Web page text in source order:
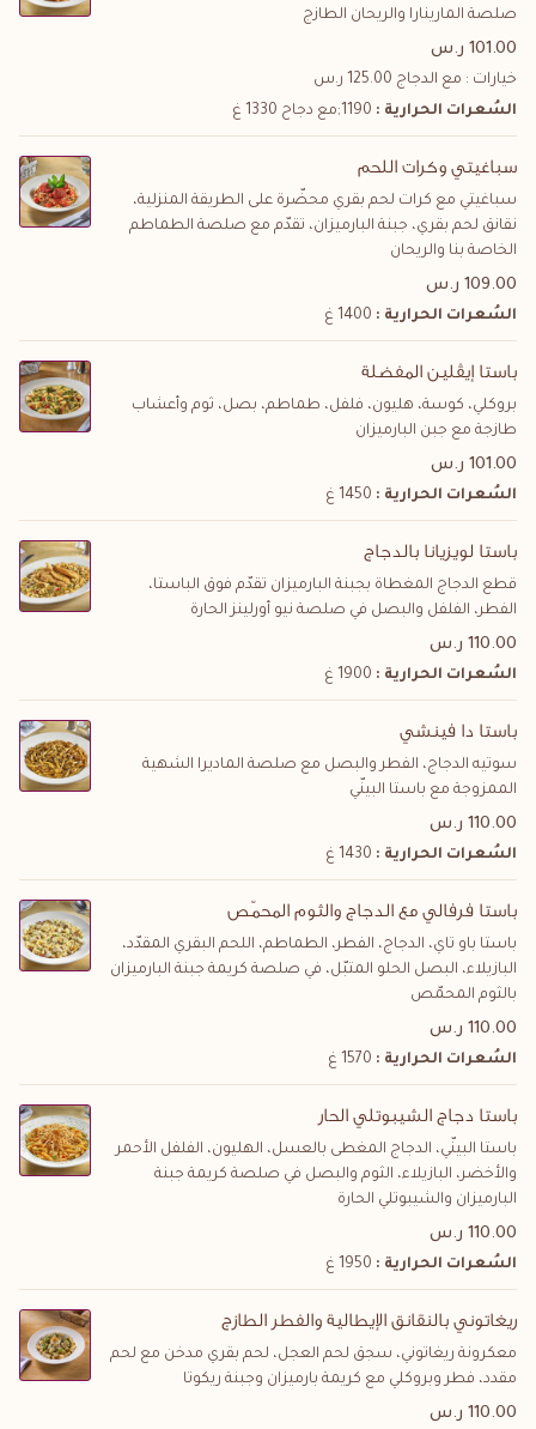
صلصة المارينارا والريحان الطازج
101.00 ر.س
خيارات : مع الدجاج 125.00 ر.س
السُعرات الحرارية :
سباغيتي وكرات اللحم
سباغيتي مع كرات لحم بقري محضّرة على الطريقة المنزلية،
نقانق لحم بقري، جبنة البارميزان، تقدّم مع صلصة الطماطم
الخاصة بنا والريحان
109.00 ر.س
السُعرات الحرارية :
باستا إيڤلين المفضلة
بروكلي، كوسة، هليون، فلفل، طماطم، بصل، ثوم وأعشاب
طازجة مع جبن البارميزان
101.00 ر.س
السُعرات الحرارية :
باستا لويزيانا بالدجاج
قطع الدجاج المغطاة بجبنة البارميزان تقدّم فوق الباستا،
الفطر، الفلفل والبصل في صلصة نيو أورلينز الحارة
110.00 ر.س
السُعرات الحرارية :
باستا دا فينشي
سوتيه الدجاج، الفطر والبصل مع صلصة الماديرا الشهية
الممزوجة مع باستا البينّي
110.00 ر.س
السُعرات الحرارية :
باستا فرفالي مع الدجاج والثوم المحمّص
باستا باو تاي، الدجاج، الفطر، الطماطم، اللحم البقري المقدّد،
البازيلاء، البصل الحلو المتبّل، في صلصة كريمة جبنة البارميزان
بالثوم المحمّص
110.00 ر.س
السُعرات الحرارية :
باستا دجاج الشيبوتلي الحار
باستا البينّي، الدجاج المغطى بالعسل، الهليون، الفلفل الأحمر
والأخضر، البازيلاء، الثوم والبصل في صلصة كريمة جبنة
البارميزان والشيبوتلي الحارة
110.00 ر.س
السُعرات الحرارية :
ريغاتوني بالنقانق الإيطالية والفطر الطازج
معكرونة ريغاتوني، سجق لحم العجل، لحم بقري مدخن مع لحم
مقدد، فطر وبروكلي مع كريمة بارميزان وجبنة ريكوتا
110.00 ر.س